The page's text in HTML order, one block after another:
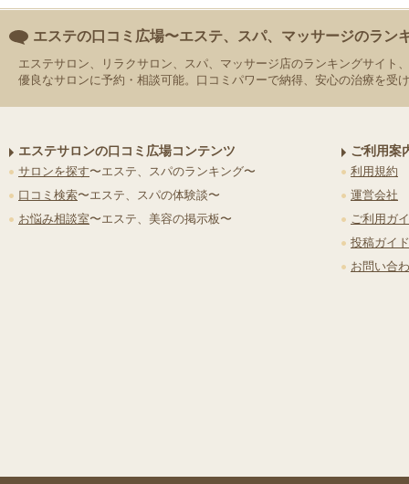
エステの口コミ広場〜エステ、スパ、マッサージのラン
エステサロン、リラクサロン、スパ、マッサージ店のランキングサイト
優良なサロンに予約・相談可能。口コミパワーで納得、安心の治療を受
エステサロンの口コミ広場コンテンツ
サロンを探す〜エステ、スパのランキング〜
口コミ検索〜エステ、スパの体験談〜
お悩み相談室〜エステ、美容の掲示板〜
ご利用案
利用規約
運営会社
ご利用ガ
投稿ガイ
お問い合